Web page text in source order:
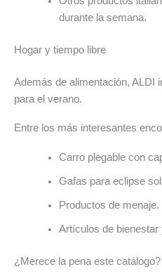
durante la semana.
Hogar y tiempo libre
Además de alimentación, ALDI
para el verano.
Entre los más interesantes
Carro plegable con
Gafas para eclipse
Productos de menaje.
Artículos de bienestar
¿Merece la pena este catálogo?